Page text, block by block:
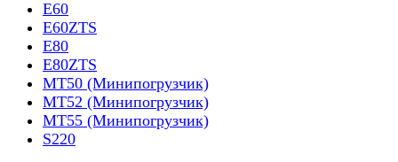
E60
E60ZTS
E80
E80ZTS
MT50 (Минипогрузчик)
MT52 (Минипогрузчик)
MT55 (Минипогрузчик)
S220